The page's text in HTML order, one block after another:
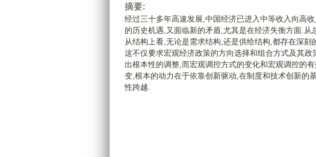
摘要:
经过三十多年高速发展,中国经济已进入中等收入向高
的历史机遇,又面临新的矛盾,尤其是在经济失衡方面.
从结构上看,无论是需求结构,还是供给结构,都存在深
这不仅要求宏观经济政策的方向选择和组合方式及其
出根本性的调整,而宏观调控方式的变化和宏观调控的
变,根本的动力在于依靠创新驱动,在制度和技术创新的
性跨越.